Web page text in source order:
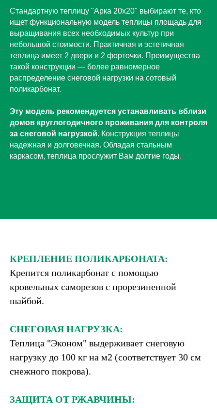
2 двери и 2
форточки в
комплекте
Оцинкованная
свая "гарпун"
ГОСТ
оцинкованная c
2-х сторон сталь
Вся нужная
Удобные 2-х
сторонние дверные
ручки
и дверей
приварены
Возврат денег –14
дней
Гарантия изначальной
цены
Гарантия на
поликарбонат
от 10 лет, каркас от 1
года
Срок службы
Производитель – 8 лет на
рынке
водители
Опытные,
трезвые
монтажники
Сборка в день доставки
Полусборка за 1000
р.
Стандартную теплицу "Арка 20х20" выбирают те, кто
ищет функциональную модель теплицы площадь для
выращивания всех необходимых культур при
небольшой стоимости. Практичная и эстетичная
теплица имеет 2 двери и 2 форточки. Преимущества
такой конструкции — более равномерное
распределение снеговой нагрузки на сотовый
поликарбонат.
Эту модель рекомендуется устанавливать вблизи
домов круглогодичного проживания для контроля
за снеговой нагрузкой. Конструкция теплицы
надежная и долговечная. Обладая стальным
каркасом, теплица прослужит Вам долгие годы.
КРЕПЛЕНИЕ ПОЛИКАРБОНАТА:
Крепится поликарбонат с помощью
кровельных саморезов с прорезиненной
шайбой.
СНЕГОВАЯ НАГРУЗКА:
Теплица "Эконом" выдерживает снеговую
нагрузку до 100 кг на м2 (соответствует 30 см
снежного покрова).
ЗАЩИТА ОТ РЖАВЧИНЫ: